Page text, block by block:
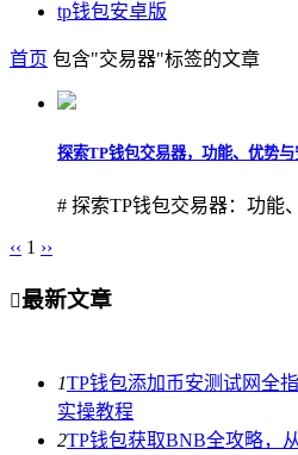
tp钱包安卓版
首页 包含"交易器"标签的文章
探索TP钱包交易器，功能、优势
# 探索TP钱包交易器：功能
‹‹ 1 ››
最新文章
1TP钱包添加币安测试网全
实操教程
2TP钱包获取BNB全攻略，